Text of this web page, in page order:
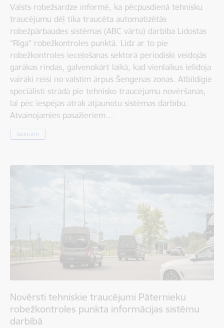
Valsts robežsardze informē, ka pēcpusdienā tehnisku
traucējumu dēļ tika traucēta automatizētās
robežpārbaudes sistēmas (ABC vārtu) darbība Lidostas
“Rīga” robežkontroles punktā. Līdz ar to pie
robežkontroles ieceļošanas sektorā periodiski veidojās
garākas rindas, galvenokārt laikā, kad vienlaikus ielidoja
vairāki reisi no valstīm ārpus Šengenas zonas. Atbildīgie
speciālisti strādā pie tehnisko traucējumu novēršanas,
lai pēc iespējas ātrāk atjaunotu sistēmas darbību.
Atvainojamies pasažieriem…
Jaunumi
Novērsti tehniskie traucējumi Pāternieku
robežkontroles punkta informācijas sistēmu
darbībā